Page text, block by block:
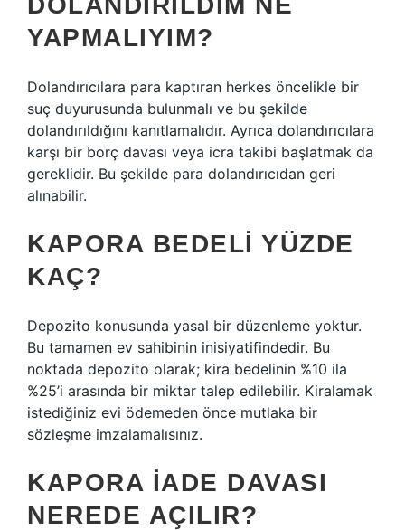
YAPMALIYIM?
Dolandırıcılara para kaptıran herkes öncelikle bir
suç duyurusunda bulunmalı ve bu şekilde
dolandırıldığını kanıtlamalıdır. Ayrıca dolandırıcılara
karşı bir borç davası veya icra takibi başlatmak da
gereklidir. Bu şekilde para dolandırıcıdan geri
alınabilir.
KAPORA BEDELI YÜZDE
KAÇ?
Depozito konusunda yasal bir düzenleme yoktur.
Bu tamamen ev sahibinin inisiyatifindedir. Bu
noktada depozito olarak; kira bedelinin %10 ila
%25’i arasında bir miktar talep edilebilir. Kiralamak
istediğiniz evi ödemeden önce mutlaka bir
sözleşme imzalamalısınız.
KAPORA IADE DAVASI
NEREDE AÇILIR?